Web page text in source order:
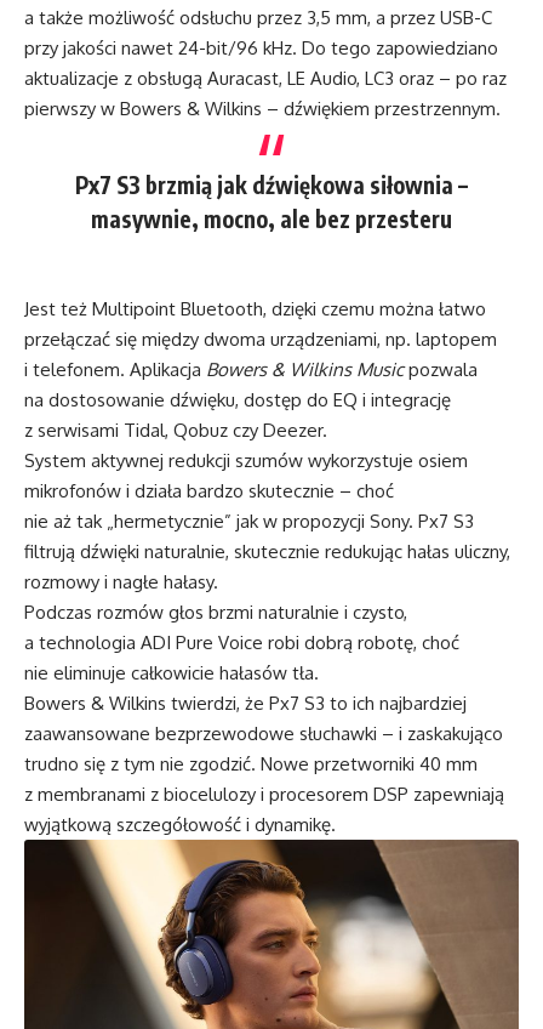
a także możliwość odsłuchu przez 3,5 mm, a przez USB-C
przy jakości nawet 24-bit/96 kHz. Do tego zapowiedziano
aktualizacje z obsługą Auracast, LE Audio, LC3 oraz – po raz
pierwszy w Bowers & Wilkins – dźwiękiem przestrzennym.
Px7 S3 brzmią jak dźwiękowa siłownia –
masywnie, mocno, ale bez przesteru
Jest też Multipoint Bluetooth, dzięki czemu można łatwo
przełączać się między dwoma urządzeniami, np. laptopem
i telefonem. Aplikacja Bowers & Wilkins Musicpozwala
na dostosowanie dźwięku, dostęp do EQ i integrację
z serwisami Tidal, Qobuz czy Deezer.
System aktywnej redukcji szumów wykorzystuje osiem
mikrofonów i działa bardzo skutecznie – choć
nie aż tak „hermetycznie” jak w propozycji Sony. Px7 S3
filtrują dźwięki naturalnie, skutecznie redukując hałas uliczny,
rozmowy i nagłe hałasy.
Podczas rozmów głos brzmi naturalnie i czysto,
a technologia ADI Pure Voice robi dobrą robotę, choć
nie eliminuje całkowicie hałasów tła.
Bowers & Wilkins twierdzi, że Px7 S3 to ich najbardziej
zaawansowane bezprzewodowe słuchawki – i zaskakująco
trudno się z tym nie zgodzić. Nowe przetworniki 40 mm
z membranami z biocelulozy i procesorem DSP zapewniają
wyjątkową szczegółowość i dynamikę.